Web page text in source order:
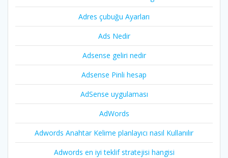
Adres çubuğu Ayarları
Ads Nedir
Adsense geliri nedir
Adsense Pinli hesap
AdSense uygulaması
AdWords
Adwords Anahtar Kelime planlayıcı nasıl Kullanılır
Adwords en iyi teklif stratejisi hangisi